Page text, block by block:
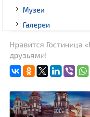
Музеи
Галереи
Производства
Новости
Костелы
Национальные
Нравится Гостиница
друзьями!